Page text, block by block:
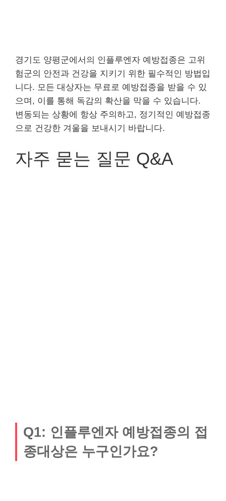
경기도 양평군에서의 인플루엔자 예방접종은 고위
험군의 안전과 건강을 지키기 위한 필수적인 방법입
니다. 모든 대상자는 무료로 예방접종을 받을 수 있
으며, 이를 통해 독감의 확산을 막을 수 있습니다.
변동되는 상황에 항상 주의하고, 정기적인 예방접종
으로 건강한 겨울을 보내시기 바랍니다.
자주 묻는 질문 Q&A
Q1: 인플루엔자 예방접종의 접
종대상은 누구인가요?